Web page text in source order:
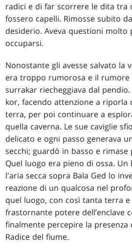
radici e di far scorrere le dita tra
fossero capelli. Rimosse subito
desiderio. Aveva questioni
occuparsi.
Nonostante gli avesse salvato la
era troppo rumorosa e il rumore
surrakar riecheggiava dal pendio.
kor, facendo attenzione a riporla
terra, per poi continuare a
quella caverna. Le sue caviglie
delicato e ogni passo generava
secchi; guardò in basso e rimase
Quel luogo era pieno di ossa.
l'aria secca sopra Bala Ged lo
reazione di un qualcosa nel
quel luogo, con così tanta terra
frastornante potere dell’enclave
finalmente percepire la
Radice del fiume.